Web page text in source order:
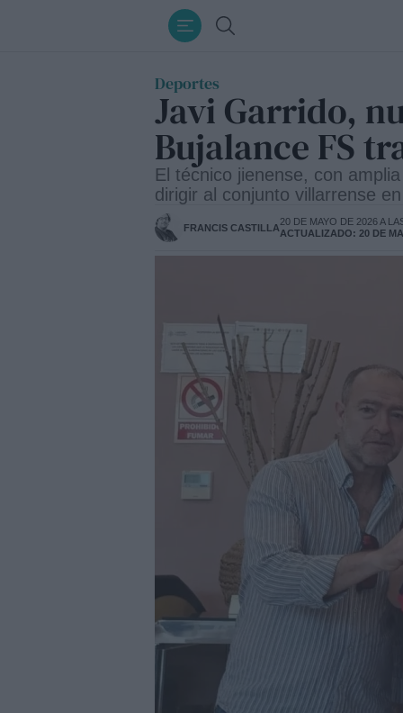
Buscar
Deportes
Javi Garrido,
Bujalance FS
El técnico jienense, con
dirigir al conjunto villarrense
FRANCIS CASTILLA
20 DE MAYO DE 2026 A
ACTUALIZADO: 20 DE